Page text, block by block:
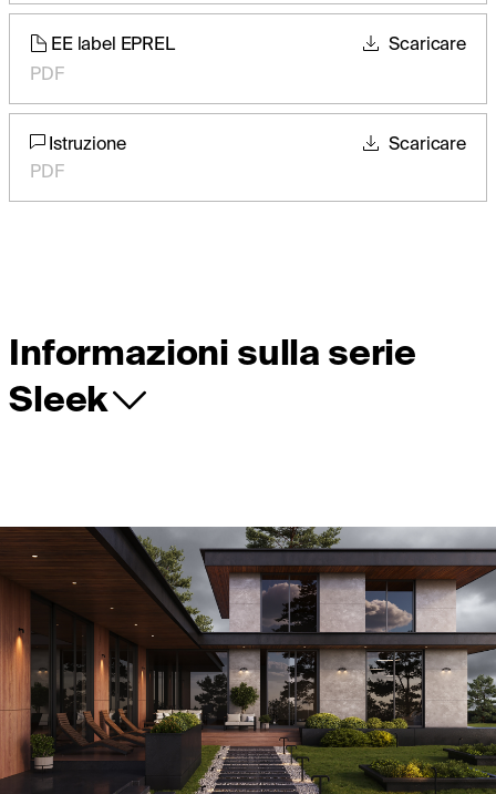
EE label EPREL
PDF
Scaricare
Istruzione
PDF
Scaricare
Informazioni sulla serie
Sleek